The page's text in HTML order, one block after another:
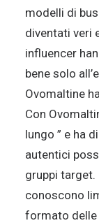
modelli di
diventati veri
influencer
bene solo
Ovomaltine
Con
lungo ” e ha
autentici
gruppi target.
conoscono
formato delle